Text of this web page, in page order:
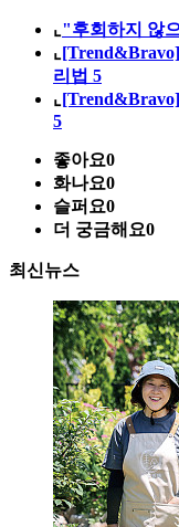
⌞"후회하지 않
⌞
리법 5
⌞
5
좋아요0
화나요0
슬퍼요0
더 궁금해요0
최신뉴스